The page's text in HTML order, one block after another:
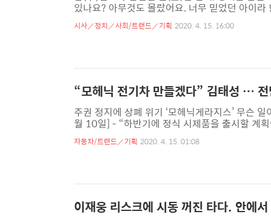
있나요? 아무것도 몰랐어요. 너무 믿었던 아이
나... 고민했습니다. 매출이 너무 떨어지던 상황
했습니다. 더구나 이곳 상권이 먹자골목에다 바
시사／정치／사회/트랜드／기획 2020. 4. 15. 16:00
“모헤닉 전기차 만들겠다” 김태성 …
주권 정지에 상폐 위기 ‘모헤닉게라지스’ 무슨
월 10일] - “하반기에 정식 시제품을 출시할 계
닉 플래닛) 대표는 지난해 4월 한국경제TV 인터
고 전기차를 생산할 거라던 영암군 공장은 지난
자동차/트랜드／기획 2020. 4. 15. 01:08
이재웅 리스크에 시동 꺼진 타다. 안에